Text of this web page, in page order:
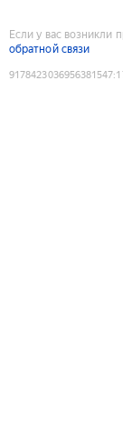
Если у вас возникли
обратной связи
9178423036956381547: